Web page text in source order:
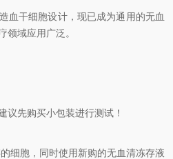
干细胞设计，现已成为通用的无血
领域应用广泛。
先购买小包装进行测试！
胞，同时使用新购的无血清冻存液